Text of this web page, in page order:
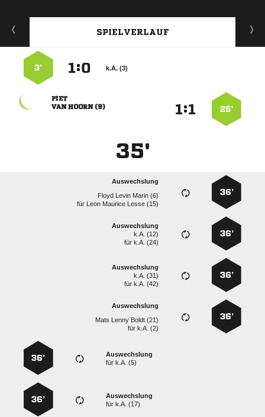
SPIELVERLAUF
k.A. (3)
:
3’
25’
:

  
35'
36’
Auswechslung
   
für    
36’
Auswechslung
k.A. (12)
fürk.A. (24)
36’
Auswechslung
k.A. (31)
fürk.A. (42)
36’
Auswechslung
   
fürk.A. (2)
Auswechslung
fürk.A. (5)
36’
Auswechslung
fürk.A. (17)
36’